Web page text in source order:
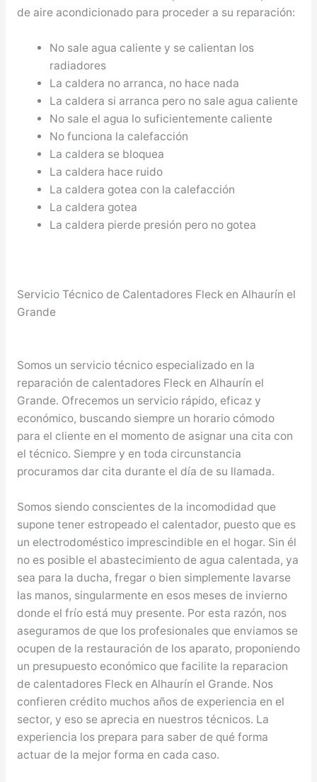
de aire acondicionado para proceder a su reparación:
No sale agua caliente y se calientan los
radiadores
La caldera no arranca, no hace nada
La caldera si arranca pero no sale agua caliente
No sale el agua lo suficientemente caliente
No funciona la calefacción
La caldera se bloquea
La caldera hace ruido
La caldera gotea con la calefacción
La caldera gotea
La caldera pierde presión pero no gotea
Servicio Técnico de Calentadores Fleck en Alhaurín el
Grande
Somos un servicio técnico especializado en la
reparación de calentadores Fleck en Alhaurín el
Grande. Ofrecemos un servicio rápido, eficaz y
económico, buscando siempre un horario cómodo
para el cliente en el momento de asignar una cita con
el técnico. Siempre y en toda circunstancia
procuramos dar cita durante el día de su llamada.
Somos siendo conscientes de la incomodidad que
supone tener estropeado el calentador, puesto que es
un electrodoméstico imprescindible en el hogar. Sin él
no es posible el abastecimiento de agua calentada, ya
sea para la ducha, fregar o bien simplemente lavarse
las manos, singularmente en esos meses de invierno
donde el frío está muy presente. Por esta razón, nos
aseguramos de que los profesionales que enviamos se
ocupen de la restauración de los aparato, proponiendo
un presupuesto económico que facilite la reparacion
de calentadores Fleck en Alhaurín el Grande. Nos
confieren crédito muchos años de experiencia en el
sector, y eso se aprecia en nuestros técnicos. La
experiencia los prepara para saber de qué forma
actuar de la mejor forma en cada caso.